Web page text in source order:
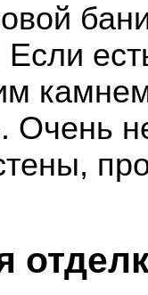
Если
Очень